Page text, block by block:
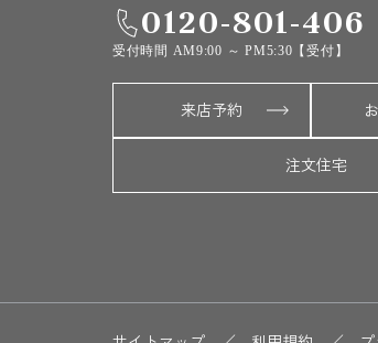
0120-801-406
受付時間 AM9:00 ～ PM5:30【受付】
来店予約
注文住宅